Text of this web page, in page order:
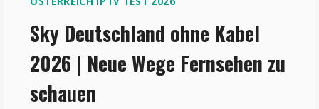
Sky Deutschland ohne Kabel
2026 | Neue Wege Fernsehen zu
schauen